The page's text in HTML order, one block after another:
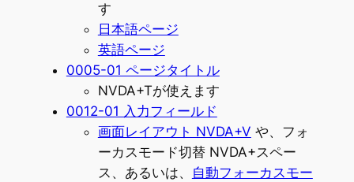
す
日本語ページ
英語ページ
0005-01 ページタイトル
NVDA+Tが使えます
0012-01 入力フィールド
画面レイアウト NVDA+V や、フォ
ーカスモード切替 NVDA+スペー
ス、あるいは、
自動フォーカスモー